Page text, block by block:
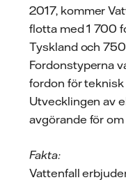
2017, kommer
flotta med 1 700
Tyskland och
Fordonstyperna
fordon för
Utvecklingen av
avgörande för
Fakta:
Vattenfall